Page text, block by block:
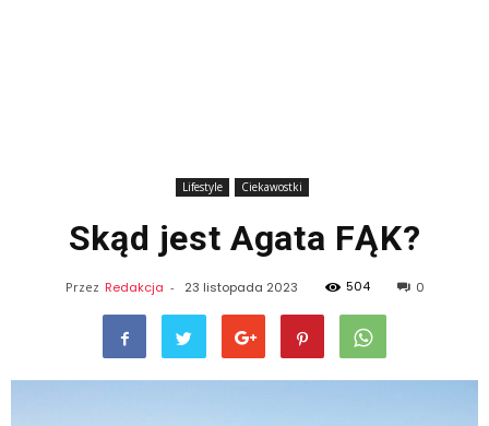
Lifestyle Ciekawostki
Skąd jest Agata FĄK?
Przez Redakcja - 23 listopada 2023 504 0